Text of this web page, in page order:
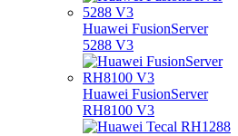
Huawei FusionServer
5288 V3
Huawei FusionServer
RH8100 V3